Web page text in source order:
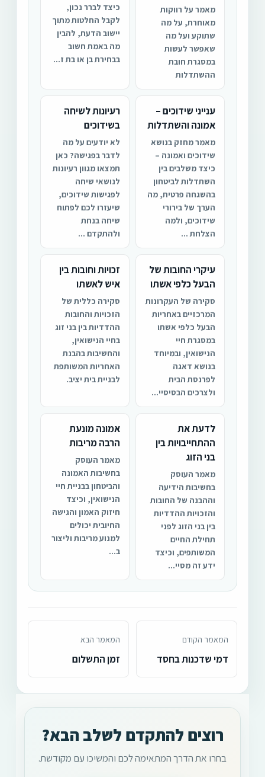
מאמר על רווקות
מאוחרת, על מה
שתוקע ועל מה
שאפשר לעשות
במסגרת חובת
ההשתדלות
כיצד לברר נכון,
לקבל החלטות מתוך
יישוב הדעת, להבין
מה באמת חשוב
בבחירת בן או בת ז...
ענייני שידוכים –
אמונה והשתדלות
מאמר מחזק בנושא
שידוכים ואמונה –
כיצד משלבים בין
השתדלות לביטחון
בהשגחה פרטית, מה
הערך של בירורי
שידוכים, ולמה
הצלחת ...
רעיונות לשיחה
בשידוכים
לא יודעים על מה
לדבר בפגישה? כאן
תמצאו מגוון רעיונות
לנושאי שיחה
לפגישות שידוכים,
שיעזרו לכם לפתוח
שיחה בנחת
ולהתקדם ...
עיקרי החובות של
הבעל כלפי אשתו
סקירה של העקרונות
המרכזיים באחריות
הבעל כלפי אשתו
במסגרת חיי
הנישואין, ובמיוחד
בנושא דאגה
לפרנסת הבית
ולצרכים הבסיסיי...
זכויות וחובות בין
איש לאשתו
סקירה כללית של
הזכויות והחובות
ההדדיות בין בני זוג
בחיי הנישואין,
והחשיבות בהבנת
האחריות המשותפת
לבניית בית יציב.
לדעת את
ההתחייבויות בין
בני הזוג
מאמר העוסק
בחשיבות הידיעה
וההבנה של החובות
והזכויות ההדדיות
בין בני הזוג לפני
תחילת החיים
המשותפים, וכיצד
ידע זה מסיי...
אמונה מונעת
הרבה מריבות
מאמר העוסק
בחשיבות האמונה
והביטחון בבניית חיי
הנישואין, וכיצד
חיזוק האמון והגישה
החיובית יכולים
למנוע מריבות וליצור
ב...
המאמר הקודם
דמי שדכנות בחסד
המאמר הבא
זמן התשלום
רוצים להתקדם לשלב הבא?
בחרו את הדרך המתאימה לכם והמשיכו עם מקודשת.